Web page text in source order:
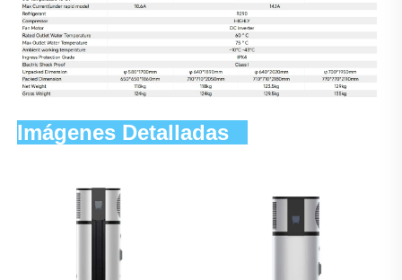
Imágenes Detalladas